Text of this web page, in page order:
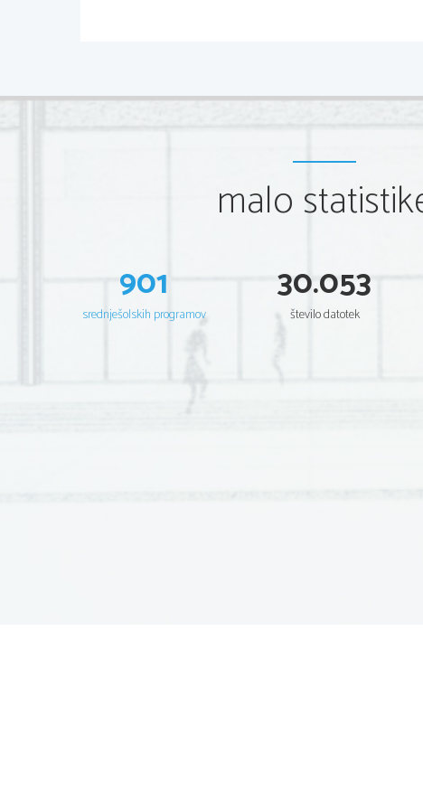
Ivan Pregelj: Matkova Tina
1901 (Zagorje pri Savi) – 1949
vpliv Freudove Psihoanalize
PIERROT IN PIERRET
DOGODEK V MESTU GOGI, 1929
malo
901
srednješolskih programov
30.053
število datotek